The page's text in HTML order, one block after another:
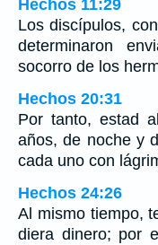
Hechos 11:29
Los discípulos,
determinaron
socorro de los
Hechos 20:31
Por tanto, estad
años, de noche y
cada uno con
Hechos 24:26
Al mismo tiempo,
diera dinero; por